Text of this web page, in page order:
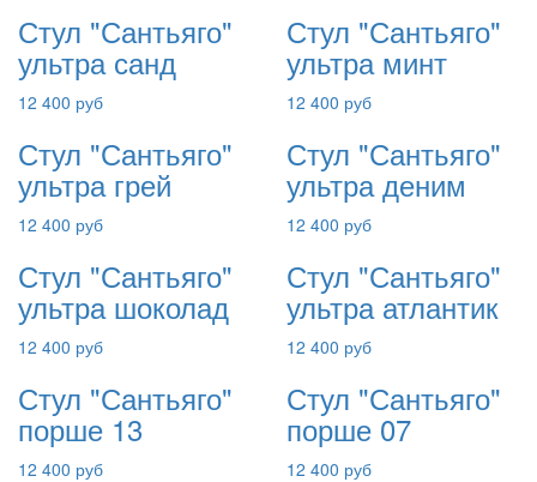
Стул "Сантьяго"
ультра санд
12 400 руб
Стул "Сантьяго"
ультра минт
12 400 руб
Стул "Сантьяго"
ультра грей
12 400 руб
Стул "Сантьяго"
ультра деним
12 400 руб
Стул "Сантьяго"
ультра шоколад
12 400 руб
Стул "Сантьяго"
ультра атлантик
12 400 руб
Стул "Сантьяго"
порше 13
12 400 руб
Стул "Сантьяго"
порше 07
12 400 руб